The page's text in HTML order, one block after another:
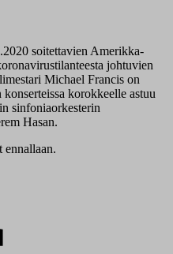
soitettavien Amerikka-
johtuvien
Michael Francis on
konserteissa korokkeelle astuu
sinfoniaorkesterin
Hasan.
ennallaan.